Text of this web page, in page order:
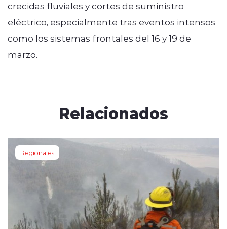
crecidas fluviales y cortes de suministro
eléctrico, especialmente tras eventos intensos
como los sistemas frontales del 16 y 19 de
marzo.
Relacionados
Regionales